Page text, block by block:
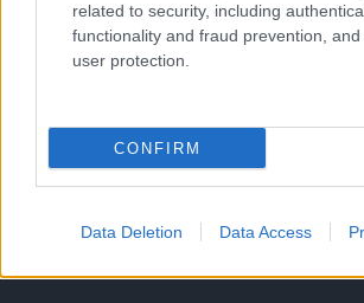
related to security, including
functionality and fraud prevention,
user protection.
CONFIRM
Data Deletion Data Access
Fontos a postaládákba
széncinegék védelme
Amire többmillióan
másodfokúra csökken